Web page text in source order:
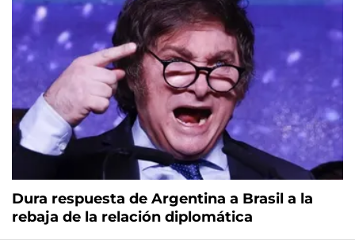
Dura respuesta de Argentina a Brasil a la
rebaja de la relación diplomática